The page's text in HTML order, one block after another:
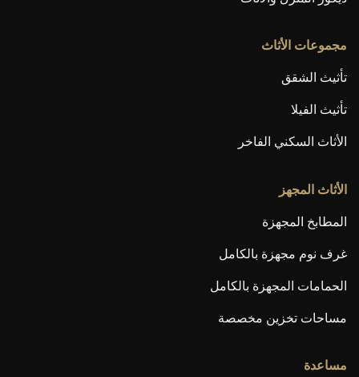
مجموعات الأثاث
تأثيث الشقق
تأثيث الفيلا
الأثاث السكني الفاخر
الأثاث المجهز
المطابخ المجهزة
غرف نوم مجهزة بالكامل
الحمامات المجهزة بالكامل
مساحات تخزين مخصصة
مساعدة